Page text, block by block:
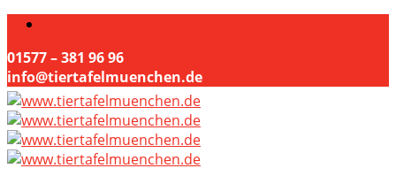
01577 – 381 96 96
info@tiertafelmuenchen.de